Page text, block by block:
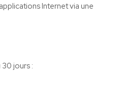
Internet via une
jours :